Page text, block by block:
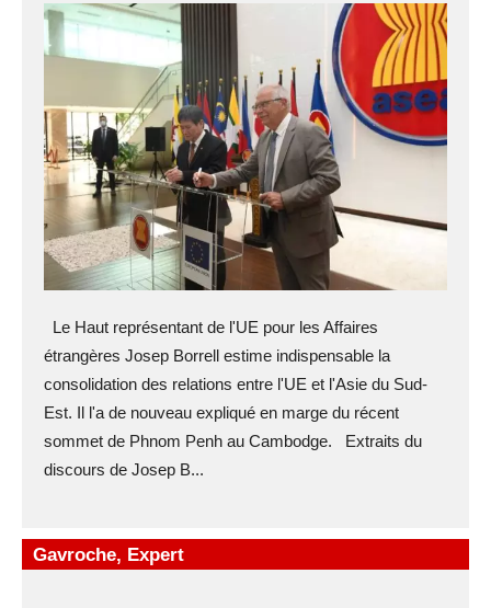
Le Haut représentant de l'UE pour les Affaires
étrangères Josep Borrell estime indispensable la
consolidation des relations entre l'UE et l'Asie du Sud-
Est. Il l'a de nouveau expliqué en marge du récent
sommet de Phnom Penh au Cambodge. Extraits du
discours de Josep B...
Gavroche, Expert